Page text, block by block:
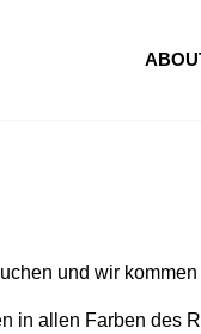
und wir
in allen Farben